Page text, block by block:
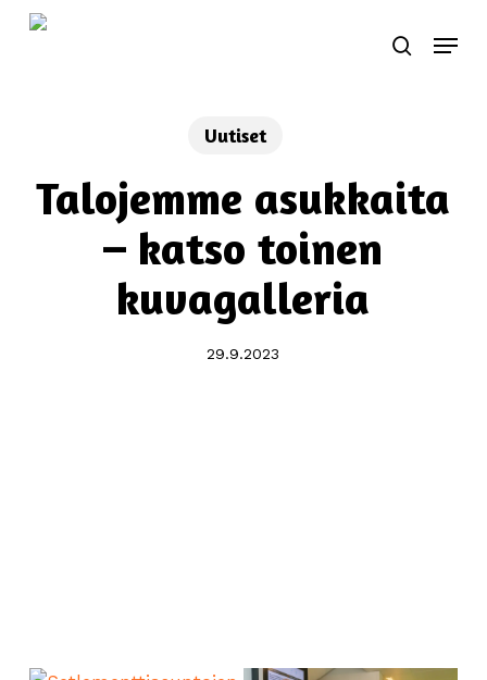
Skip
search
Menu
Uutiset
Talojemme asukkaita
– katso toinen
kuvagalleria
29.9.2023